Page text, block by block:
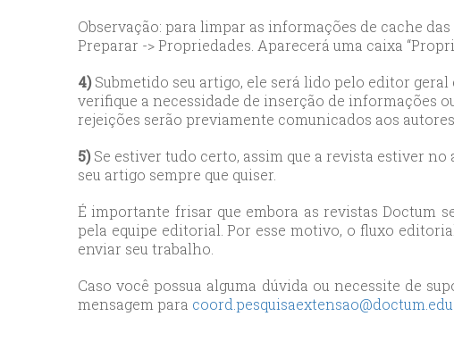
Observação: para limpar as informações de cache
Preparar -> Propriedades. Aparecerá uma caixa
4)Submetido seu artigo, ele será lido pelo editor
verifique a necessidade de inserção de informações
rejeições serão previamente comunicados aos autores.
5)Se estiver tudo certo, assim que a revista estiver
seu artigo sempre que quiser.
É importante frisar que embora as revistas Doctum
pela equipe editorial. Por esse motivo, o fluxo
enviar seu trabalho.
Caso você possua alguma dúvida ou necessite de
mensagem para coord.pesquisaextensao@doctum. edu